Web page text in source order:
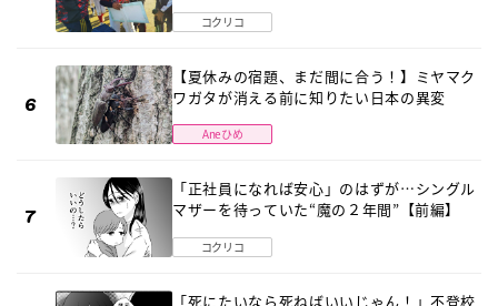
コクリコ
【夏休みの宿題、まだ間に合う！】ミヤマク
ワガタが消える前に知りたい日本の異変
Aneひめ
「正社員になれば安心」のはずが…シングル
マザーを待っていた“魔の２年間”【前編】
コクリコ
「死にたいなら死ねばいいじゃん！」不登校